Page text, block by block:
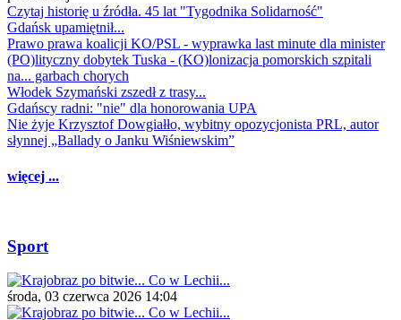
Czytaj historię u źródła. 45 lat "Tygodnika Solidarność"
Gdańsk upamiętnił...
Prawo prawa koalicji KO/PSL - wyprawka last minute dla minister
(PO)lityczny dobytek Tuska - (KO)lonizacja pomorskich szpitali
na... garbach chorych
Włodek Szymański zszedł z trasy...
Gdańscy radni: "nie" dla honorowania UPA
Nie żyje Krzysztof Dowgiałło, wybitny opozycjonista PRL, autor
słynnej „Ballady o Janku Wiśniewskim”
więcej ...
Sport
środa, 03 czerwca 2026 14:04